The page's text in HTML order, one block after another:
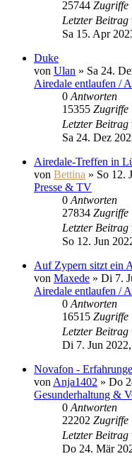
25744 Zugriffe
Letzter Beitrag
Sa 15. Apr
Duke
von Ulan » Sa 24.
Airedale entlaufen /
0Antworten
15355 Zugriffe
Letzter Beitrag
Sa 24. Dez
Airedale-Treffen in
von Bettina » So 12.
Presse & TV
0Antworten
27834 Zugriffe
Letzter Beitrag
So 12. Jun
Auf Zypern sitzt ein
von Maxede » Di 7.
Airedale entlaufen /
0Antworten
16515 Zugriffe
Letzter Beitrag
Di 7. Jun
Novafon -
vonAnja1402 » Do
Gesunderhaltung &
0Antworten
22202 Zugriffe
Letzter Beitrag
Do 24. Mär